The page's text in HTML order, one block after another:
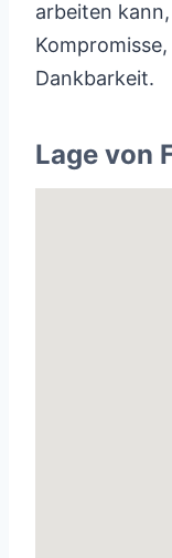
arbeiten
Dankbarkeit.
Lage von